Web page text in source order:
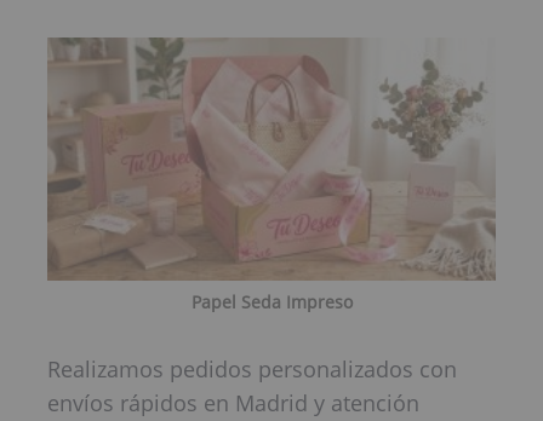
Papel Seda Impreso
Realizamos pedidos personalizados con
envíos rápidos en Madrid y atención